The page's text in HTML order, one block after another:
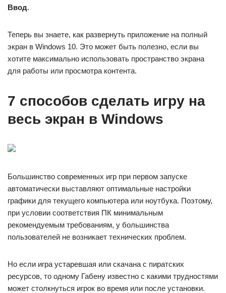
Ввод.
Теперь вы знаете, как развернуть приложение на полный
экран в Windows 10. Это может быть полезно, если вы
хотите максимально использовать пространство экрана
для работы или просмотра контента.
7 способов сделать игру на
весь экран в Windows
Большинство современных игр при первом запуске
автоматически выставляют оптимальные настройки
графики для текущего компьютера или ноутбука. Поэтому,
при условии соответствия ПК минимальным
рекомендуемым требованиям, у большинства
пользователей не возникает технических проблем.
Но если игра устаревшая или скачана с пиратских
ресурсов, то одному Габену известно с какими трудностями
может столкнуться игрок во время или после установки.